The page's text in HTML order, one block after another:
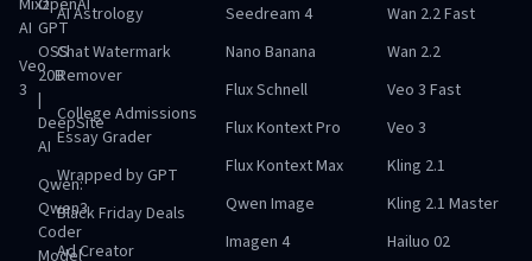
Mixz
AI
Veo
3
OpenAI
GPT
OSS
20B
|
DeepSite
AI
Qwen:
Qwen3
Coder
Model
AI Astrology
Chat Watermark
Remover
College Admissions
Essay Grader
Wrapped by GPT
Black Friday Deals
Ad Creator
Seedream 4
Nano Banana
Flux Schnell
Flux Kontext Pro
Flux Kontext Max
Qwen Image
Imagen 4
Wan 2.2 Fast
Wan 2.2
Veo 3 Fast
Veo 3
Kling 2.1
Kling 2.1 Master
Hailuo 02